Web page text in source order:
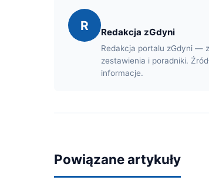
R Redakcja zGdyni
Redakcja portalu zGdyni —
zestawienia i poradniki.
informacje.
Powiązane artykuły